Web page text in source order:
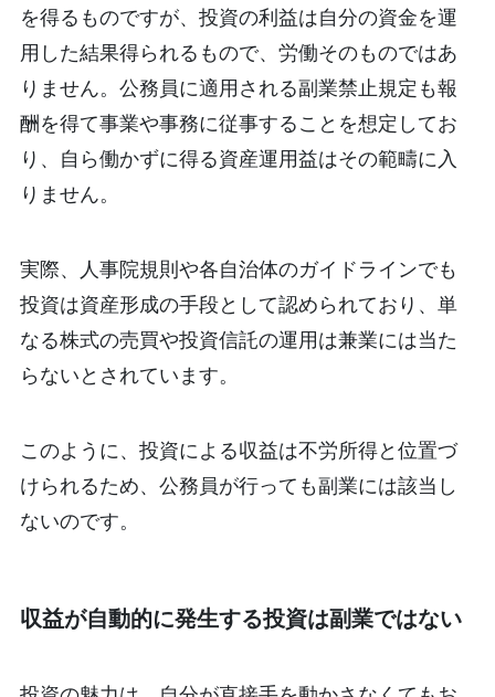
を得るものですが、投資の利益は自分の資金を運
用した結果得られるもので、労働そのものではあ
りません。公務員に適用される副業禁止規定も報
酬を得て事業や事務に従事することを想定してお
り、自ら働かずに得る資産運用益はその範疇に入
りません。
実際、人事院規則や各自治体のガイドラインでも
投資は資産形成の手段として認められており、単
なる株式の売買や投資信託の運用は兼業には当た
らないとされています。
このように、投資による収益は不労所得と位置づ
けられるため、公務員が行っても副業には該当し
ないのです。
収益が自動的に発生する投資は副業ではない